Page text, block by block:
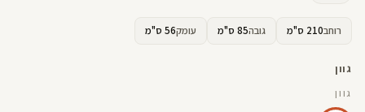
רוחב210 ס"מ גובה85 ס"מ עומק56 ס"מ
גוון
גוון